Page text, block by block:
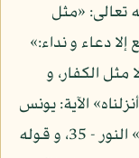
تعالى: «مثل
دعاء و نداء:»
لا مثل الكفار، و
الآية: يونس
- 24، و قوله تعالى: «مثل نوره كمشكوة:» النور - 35، و قوله